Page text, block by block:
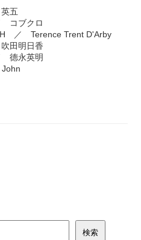
五
コブクロ
／ Terence Trent D'Arby
田明日香
德永英明